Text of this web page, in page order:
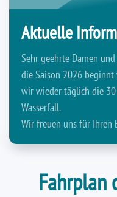
Aktuelle
Sehr geehrte Damen
die Saison 2026
wir wieder täglich die
Wasserfall.
Wir freuen uns für Ihren
Fahrplan